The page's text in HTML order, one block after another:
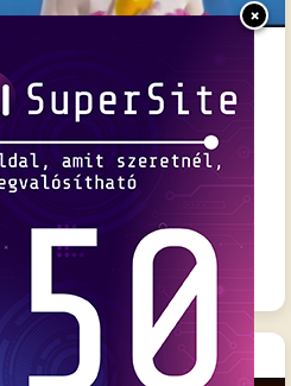
×
Barbie – Varázslatos
utazás 10
Elérkezik a végső
összecsapás ideje, ahol
Annika hercegnőnek és
Aidannak…